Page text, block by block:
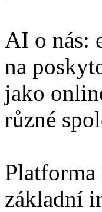
AI o nás:
na
jako
různé
základní